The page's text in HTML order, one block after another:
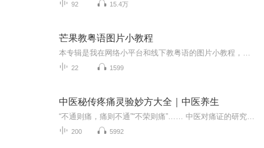
92 15.4万
芒果教粤语图片小教程
22 1599
中医秘传疼痛灵验妙方大全｜中医养生
200 5992